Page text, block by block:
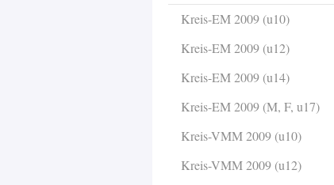
Kreis-EM 2009 (u10)
Kreis-EM 2009 (u12)
Kreis-EM 2009 (u14)
Kreis-EM 2009 (M, F, u17)
Kreis-VMM 2009 (u10)
Kreis-VMM 2009 (u12)